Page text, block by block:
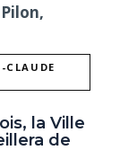
CLAUDE
la Ville
de